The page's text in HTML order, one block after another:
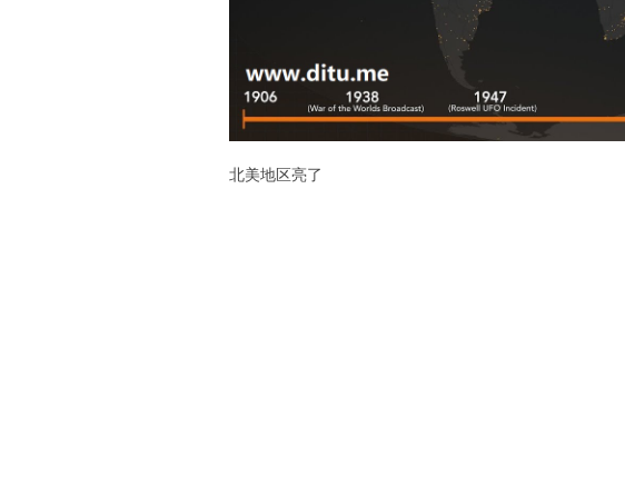
北美地区亮了